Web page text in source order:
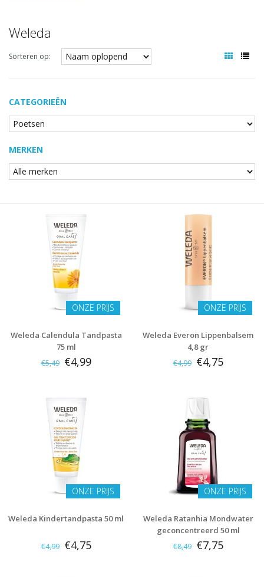
Weleda
Sorteren op:
CATEGORIEËN
MERKEN
ONZE PRIJS
Weleda Calendula Tandpasta
75 ml
€5,49 €4,99
ONZE PRIJS
Weleda Everon Lippenbalsem
4,8 gr
€4,99 €4,75
ONZE PRIJS
Weleda Kindertandpasta 50 ml
€4,99 €4,75
ONZE PRIJS
Weleda Ratanhia Mondwater
geconcentreerd 50 ml
€8,49 €7,75